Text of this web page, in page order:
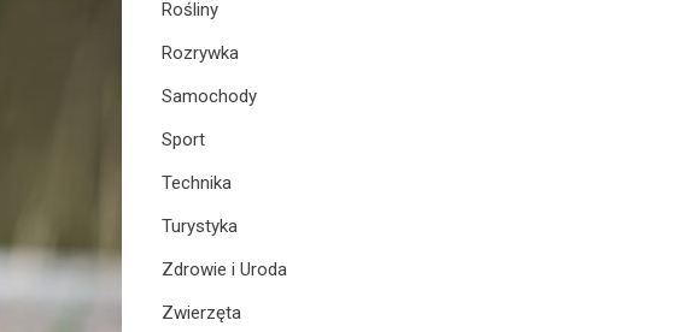
Rośliny
Rozrywka
Samochody
Sport
Technika
Turystyka
Zdrowie i Uroda
Zwierzęta